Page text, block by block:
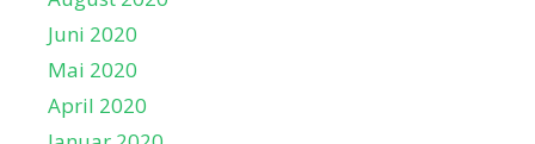
Juni 2020
Mai 2020
April 2020